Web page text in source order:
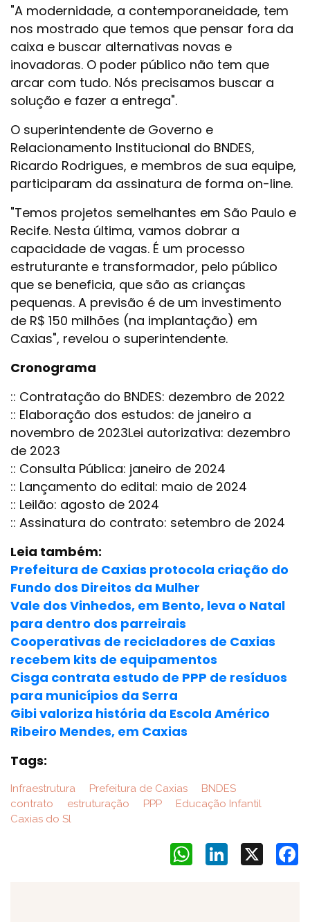
"A modernidade, a contemporaneidade, tem
nos mostrado que temos que pensar fora da
caixa e buscar alternativas novas e
inovadoras. O poder público não tem que
arcar com tudo. Nós precisamos buscar a
solução e fazer a entrega".
O superintendente de Governo e
Relacionamento Institucional do BNDES,
Ricardo Rodrigues, e membros de sua equipe,
participaram da assinatura de forma on-line.
"Temos projetos semelhantes em São Paulo e
Recife. Nesta última, vamos dobrar a
capacidade de vagas. É um processo
estruturante e transformador, pelo público
que se beneficia, que são as crianças
pequenas. A previsão é de um investimento
de R$ 150 milhões (na implantação) em
Caxias", revelou o superintendente.
Cronograma
:: Contratação do BNDES: dezembro de 2022
:: Elaboração dos estudos: de janeiro a
novembro de 2023Lei autorizativa: dezembro
de 2023
:: Consulta Pública: janeiro de 2024
:: Lançamento do edital: maio de 2024
:: Leilão: agosto de 2024
:: Assinatura do contrato: setembro de 2024
Leia também:
Prefeitura de Caxias protocola criação do
Fundo dos Direitos da Mulher
Vale dos Vinhedos, em Bento, leva o Natal
para dentro dos parreirais
Cooperativas de recicladores de Caxias
recebem kits de equipamentos
Cisga contrata estudo de PPP de resíduos
para municípios da Serra
Gibi valoriza história da Escola Américo
Ribeiro Mendes, em Caxias
Tags:
Infraestrutura Prefeitura de Caxias
BNDES
contrato
estruturação PPP
Educação Infantil
Caxias do Sl
LinkedIn
WhatsApp